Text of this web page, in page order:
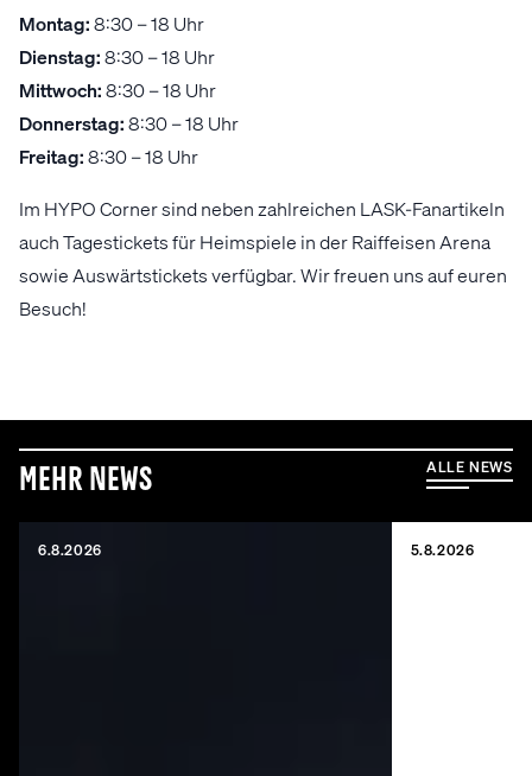
Montag:8:30 – 18 Uhr
Dienstag:8:30 – 18 Uhr
Mittwoch:8:30 – 18 Uhr
Donnerstag:8:30 – 18 Uhr
Freitag:8:30 – 18 Uhr
Im HYPO Corner sind neben zahlreichen LASK-Fanartikeln
auch Tagestickets für Heimspiele in der Raiffeisen Arena
sowie Auswärtstickets verfügbar. Wir freuen uns auf euren
Besuch!
Mehr News ALLE NEWS
6.8.2026 5.8.2026